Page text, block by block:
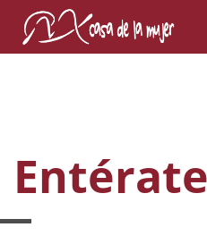
Entérate